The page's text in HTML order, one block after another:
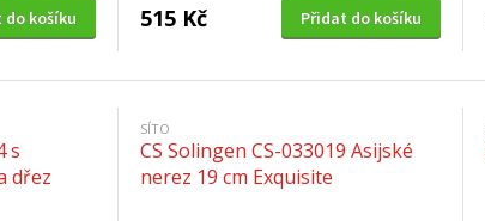
do košíku 515 Kč Přidat do košíku
s
dřez
SÍTO
CS Solingen CS-033019 Asijské
nerez 19 cm Exquisite